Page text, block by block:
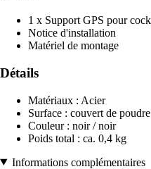
1 x Support GPS pour
Notice d'installation
Matériel de montage
Détails
Matériaux : Acier
Surface : couvert de poudre
Couleur : noir / noir
Poids total : ca. 0,4 kg
Informations complémentaires